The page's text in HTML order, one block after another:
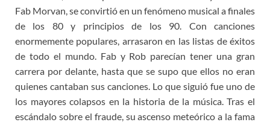
Fab Morvan, se convirtió en un fenómeno musical a finales
de los 80 y principios de los 90. Con canciones
enormemente populares, arrasaron en las listas de éxitos
de todo el mundo. Fab y Rob parecían tener una gran
carrera por delante, hasta que se supo que ellos no eran
quienes cantaban sus canciones. Lo que siguió fue uno de
los mayores colapsos en la historia de la música. Tras el
escándalo sobre el fraude, su ascenso meteórico a la fama